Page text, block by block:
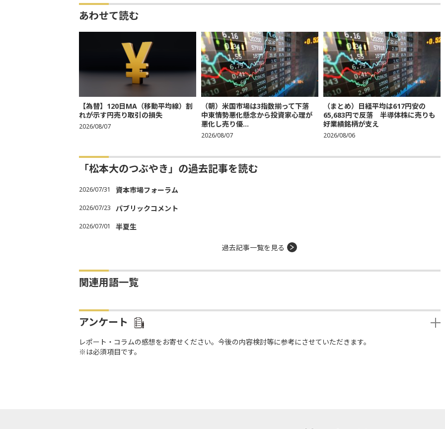
あわせて読む
【為替】120日MA（移動平均線）割
れが示す円売り取引の損失
2026/08/07
（朝）米国市場は3指数揃って下落
中東情勢悪化懸念から投資家心理が
悪化し売り優...
2026/08/07
（まとめ）日経平均は617円安の
65,683円で反落 半導体株に売りも
好業績銘柄が支え
2026/08/06
「松本大のつぶやき」の過去記事を読む
2026/07/31 資本市場フォーラム
2026/07/23 パブリックコメント
2026/07/01 半夏生
過去記事一覧を見る
関連用語一覧
アンケート
レポート・コラムの感想をお寄せください。今後の内容検討等に参考にさせていただきます。
※は必須項目です。